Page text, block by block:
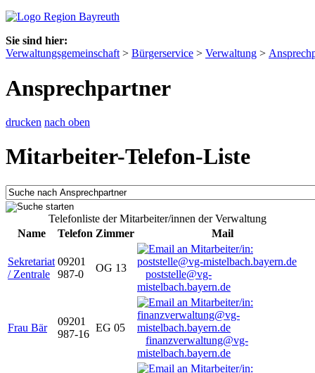
Sie sind hier:
Verwaltungsgemeinschaft > Bürgerservice > Verwaltung >
Ansprechpartner
drucken nach oben
Mitarbeiter-Telefon-Liste
Telefonliste der Mitarbeiter/innen der Verwaltung
Name
Telefon Zimmer Mail
Sekretariat
/ Zentrale
09201
987-0
OG 13
poststelle@vg-
mistelbach.bayern.de
Frau Bär
09201
987-16
EG 05
finanzverwaltung@vg-
mistelbach.bayern.de